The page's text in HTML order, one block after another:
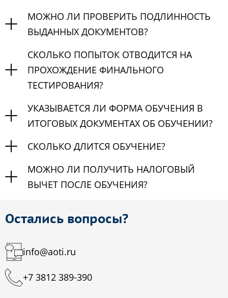
МОЖНО ЛИ ПРОВЕРИТЬ ПОДЛИННОСТЬ
ВЫДАННЫХ ДОКУМЕНТОВ?
СКОЛЬКО ПОПЫТОК ОТВОДИТСЯ НА
ПРОХОЖДЕНИЕ ФИНАЛЬНОГО
ТЕСТИРОВАНИЯ?
УКАЗЫВАЕТСЯ ЛИ ФОРМА ОБУЧЕНИЯ В
ИТОГОВЫХ ДОКУМЕНТАХ ОБ ОБУЧЕНИИ?
СКОЛЬКО ДЛИТСЯ ОБУЧЕНИЕ?
МОЖНО ЛИ ПОЛУЧИТЬ НАЛОГОВЫЙ
ВЫЧЕТ ПОСЛЕ ОБУЧЕНИЯ?
Остались вопросы?
info@aoti.ru
+7 3812 389-390